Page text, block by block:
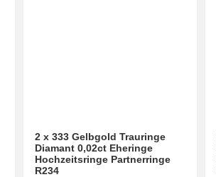
2 x 333 Gelbgold Trauringe
Diamant 0,02ct Eheringe
Hochzeitsringe Partnerringe
R234